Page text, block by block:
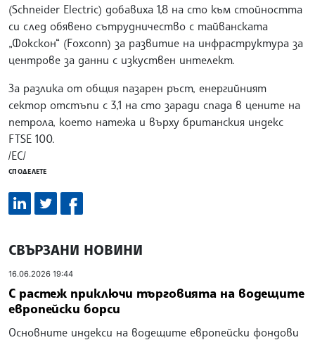
(Schneider Electric) добавиха 1,8 на сто към стойността
си след обявено сътрудничество с тайванската
„Фокскон“ (Foxconn) за развитие на инфраструктура за
центрове за данни с изкуствен интелект.
За разлика от общия пазарен ръст, енергийният
сектор отстъпи с 3,1 на сто заради спада в цените на
петрола, което натежа и върху британския индекс
FTSE 100.
/ЕС/
СПОДЕЛЕТЕ
СВЪРЗАНИ НОВИНИ
16.06.2026 19:44
С растеж приключи търговията на водещите
европейски борси
Основните индекси на водещите европейски фондови